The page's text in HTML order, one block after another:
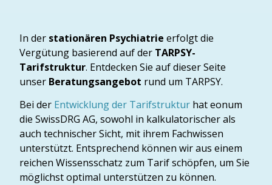
In der stationären Psychiatrie erfolgt die
Vergütung basierend auf der TARPSY-
Tarifstruktur. Entdecken Sie auf dieser Seite
unser Beratungsangebot rund um TARPSY.
Bei der Entwicklung der Tarifstruktur hat eonum
die SwissDRG AG, sowohl in kalkulatorischer als
auch technischer Sicht, mit ihrem Fachwissen
unterstützt. Entsprechend können wir aus einem
reichen Wissensschatz zum Tarif schöpfen, um Sie
möglichst optimal unterstützen zu können.